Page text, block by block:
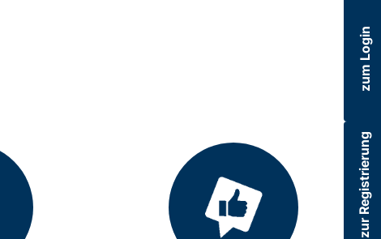
zum Login
zur Registrierung